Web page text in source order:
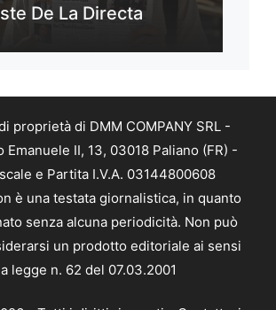
De La Directa
proprietà di DMM COMPANY SRL -
Emanuele II, 13, 03018 Paliano (FR) -
e Partita I.V.A. 03144800608
è una testata giornalistica, in quanto
senza alcuna periodicità. Non può
un prodotto editoriale ai sensi
legge n. 62 del 07.03.2001